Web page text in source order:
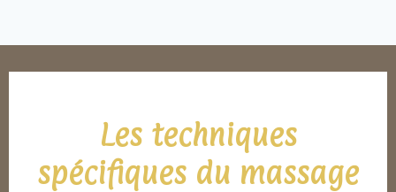
Les techniques
spécifiques du massage